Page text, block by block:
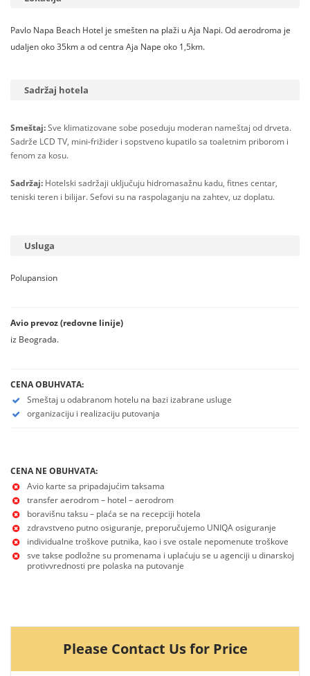
Pavlo Napa Beach Hotel je smešten na plaži u Aja Napi. Od aerodroma je
udaljen oko 35km a od centra Aja Nape oko 1,5km.
Sadržaj hotela
Smeštaj:Sve klimatizovane sobe poseduju moderan nameštaj od drveta.
Sadrže LCD TV, mini-frižider i sopstveno kupatilo sa toaletnim priborom i
fenom za kosu.
Sadržaj: Hotelski sadržaji uključuju hidromasažnu kadu, fitnes centar,
teniski teren i bilijar. Sefovi su na raspolaganju na zahtev, uz doplatu.
Usluga
Polupansion
Avio prevoz (redovne linije)
iz Beograda.
CENA OBUHVATA:
Smeštaj u odabranom hotelu na bazi izabrane usluge
organizaciju i realizaciju putovanja
CENA NE OBUHVATA:
Avio karte sa pripadajućim taksama
transfer aerodrom – hotel – aerodrom
boravišnu taksu – plaća se na recepciji hotela
zdravstveno putno osiguranje, preporučujemo UNIQA osiguranje
individualne troškove putnika, kao i sve ostale nepomenute troškove
sve takse podložne su promenama i uplaćuju se u agenciji u dinarskoj
protivvrednosti pre polaska na putovanje
Please Contact Us for Price